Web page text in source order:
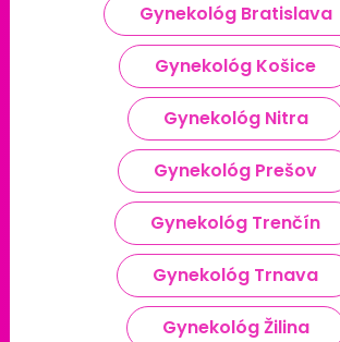
Gynekológ Bratislava
Gynekológ Košice
Gynekológ Nitra
Gynekológ Prešov
Gynekológ Trenčín
Gynekológ Trnava
Gynekológ Žilina